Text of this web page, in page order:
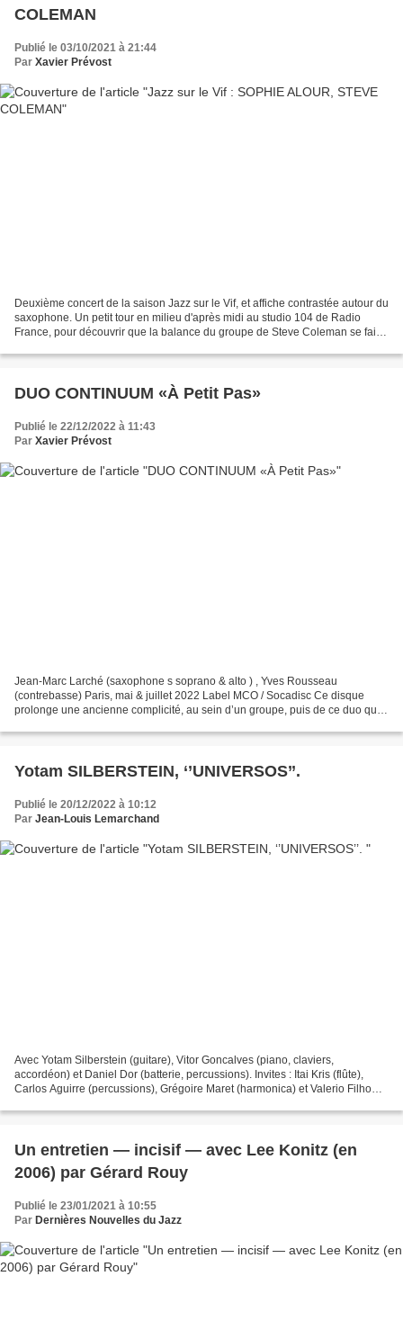
COLEMAN
Publié le 03/10/2021 à 21:44
Par Xavier Prévost
Deuxième concert de la saison Jazz sur le Vif, et affiche contrastée autour du
saxophone. Un petit tour en milieu d'après midi au studio 104 de Radio
France, pour découvrir que la balance du groupe de Steve Coleman se fait
DUO CONTINUUM «À Petit Pas»
Publié le 22/12/2022 à 11:43
Par Xavier Prévost
Jean-Marc Larché (saxophone s soprano & alto ) , Yves Rousseau
(contrebasse) Paris, mai & juillet 2022 Label MCO / Socadisc Ce disque
prolonge une ancienne complicité, au sein d’un groupe, puis de ce duo que
Yotam SILBERSTEIN, ‘’UNIVERSOS’’.
Publié le 20/12/2022 à 10:12
Par Jean-Louis Lemarchand
Avec Yotam Silberstein (guitare), Vitor Goncalves (piano, claviers,
accordéon) et Daniel Dor (batterie, percussions). Invites : Itai Kris (flûte),
Carlos Aguirre (percussions), Grégoire Maret (harmonica) et Valerio Filho
Un entretien — incisif — avec Lee Konitz (en
2006) par Gérard Rouy
Publié le 23/01/2021 à 10:55
Par Dernières Nouvelles du Jazz